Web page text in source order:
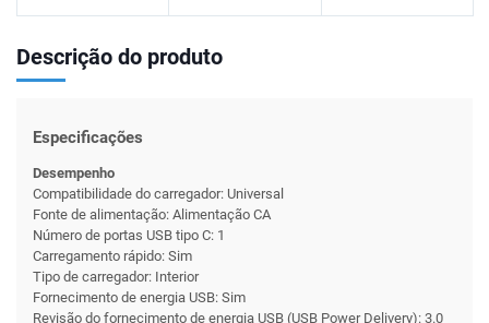
Descrição do produto
Especificações
Desempenho
Compatibilidade do carregador: Universal
Fonte de alimentação: Alimentação CA
Número de portas USB tipo C: 1
Carregamento rápido: Sim
Tipo de carregador: Interior
Fornecimento de energia USB: Sim
Revisão do fornecimento de energia USB (USB Power Delivery): 3.0